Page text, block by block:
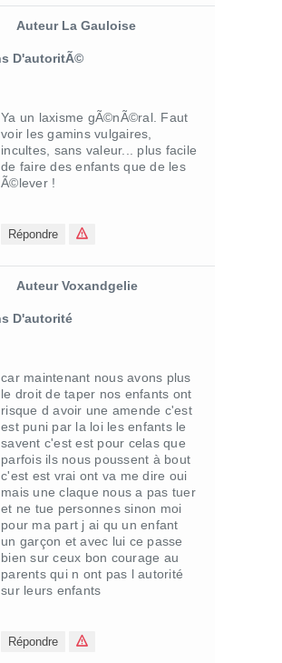
Auteur La Gauloise
D'autoritÃ©
Ya un laxisme gÃ©nÃ©ral. Faut
voir les gamins vulgaires,
incultes, sans valeur... plus facile
de faire des enfants que de les
Ã©lever !
Répondre
Auteur Voxandgelie
D'autorité
car maintenant nous avons plus
le droit de taper nos enfants ont
risque d avoir une amende c'est
est puni par la loi les enfants le
savent c'est est pour celas que
parfois ils nous poussent à bout
c'est est vrai ont va me dire oui
mais une claque nous a pas tuer
et ne tue personnes sinon moi
pour ma part j ai qu un enfant
un garçon et avec lui ce passe
bien sur ceux bon courage au
parents qui n ont pas l autorité
sur leurs enfants
Répondre